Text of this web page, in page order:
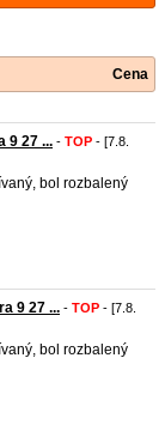
Cena
9 27 ... - TOP - [7.8.
bol rozbalený
9 27 ... - TOP - [7.8.
bol rozbalený